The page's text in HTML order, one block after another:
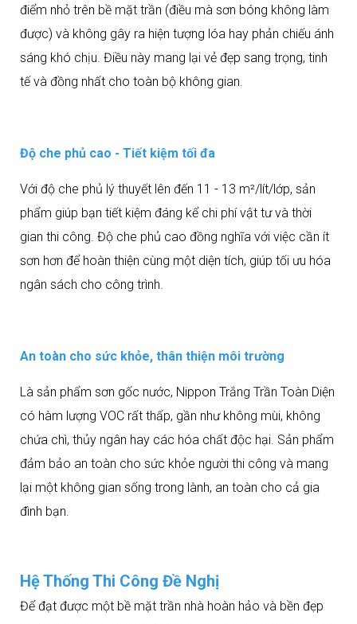
điểm nhỏ trên bề mặt trần (điều mà sơn bóng không làm
được) và không gây ra hiện tượng lóa hay phản chiếu ánh
sáng khó chịu. Điều này mang lại vẻ đẹp sang trọng, tinh
tế và đồng nhất cho toàn bộ không gian.
Độ che phủ cao - Tiết kiệm tối đa
Với độ che phủ lý thuyết lên đến 11 - 13 m²/lít/lớp, sản
phẩm giúp bạn tiết kiệm đáng kể chi phí vật tư và thời
gian thi công. Độ che phủ cao đồng nghĩa với việc cần ít
sơn hơn để hoàn thiện cùng một diện tích, giúp tối ưu hóa
ngân sách cho công trình.
An toàn cho sức khỏe, thân thiện môi trường
Là sản phẩm sơn gốc nước, Nippon Trắng Trần Toàn Diện
có hàm lượng VOC rất thấp, gần như không mùi, không
chứa chì, thủy ngân hay các hóa chất độc hại. Sản phẩm
đảm bảo an toàn cho sức khỏe người thi công và mang
lại một không gian sống trong lành, an toàn cho cả gia
đình bạn.
Hệ Thống Thi Công Đề Nghị
Để đạt được một bề mặt trần nhà hoàn hảo và bền đẹp